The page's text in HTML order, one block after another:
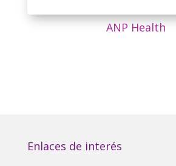
ANP Health
Enlaces de interés